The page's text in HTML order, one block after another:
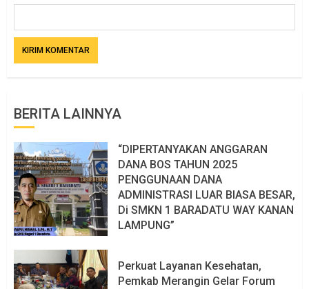
BERITA LAINNYA
“DIPERTANYAKAN ANGGARAN
DANA BOS TAHUN 2025
PENGGUNAAN DANA
ADMINISTRASI LUAR BIASA BESAR,
Di SMKN 1 BARADATU WAY KANAN
LAMPUNG”
Perkuat Layanan Kesehatan,
Pemkab Merangin Gelar Forum